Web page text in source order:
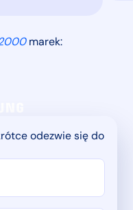
marek:
odezwie się do